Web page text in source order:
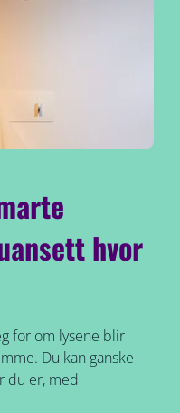
hvor
for om lysene blir
Du kan ganske
du er, med